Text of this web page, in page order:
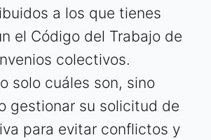
a los que tienes
el Código del Trabajo de
colectivos.
solo cuáles son, sino
gestionar su solicitud de
para evitar conflictos y